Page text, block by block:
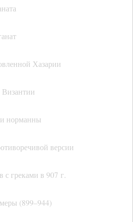
Хазарии
норманны
версии
с греками в 907 г.
(899–944)